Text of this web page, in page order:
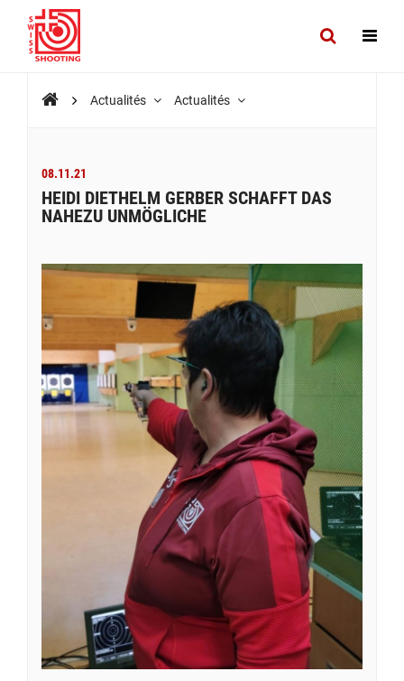
Actualités Actualités
08.11.21
HEIDI DIETHELM GERBER SCHAFFT DAS
NAHEZU UNMÖGLICHE